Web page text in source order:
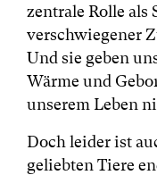
zentrale Rolle als
verschwiegener
Und sie geben
Wärme und
unserem Leben
Doch leider ist
geliebten Tiere